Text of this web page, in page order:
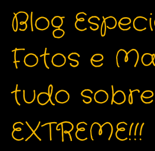
Blog
Fotos e
tudo
EXTREME!!!